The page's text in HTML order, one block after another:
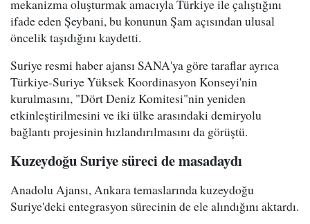
mekanizma oluşturmak amacıyla Türkiye ile çalıştığını
ifade eden Şeybani, bu konunun Şam açısından ulusal
öncelik taşıdığını kaydetti.
Suriye resmi haber ajansı SANA'ya göre taraflar ayrıca
Türkiye-Suriye Yüksek Koordinasyon Konseyi'nin
kurulmasını, "Dört Deniz Komitesi"nin yeniden
etkinleştirilmesini ve iki ülke arasındaki demiryolu
bağlantı projesinin hızlandırılmasını da görüştü.
Kuzeydoğu Suriye süreci de masadaydı
Anadolu Ajansı, Ankara temaslarında kuzeydoğu
Suriye'deki entegrasyon sürecinin de ele alındığını aktardı.